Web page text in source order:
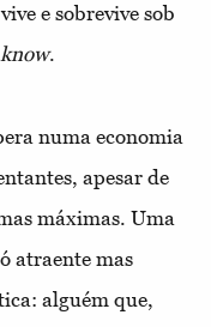
e sobrevive sob
.
numa economia
apesar de
máximas. Uma
atraente mas
alguém que,